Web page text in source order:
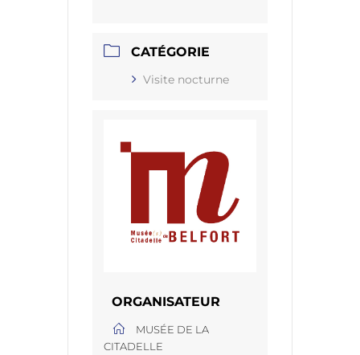
CATÉGORIE
Visite nocturne
ORGANISATEUR
MUSÉE DE LA
CITADELLE